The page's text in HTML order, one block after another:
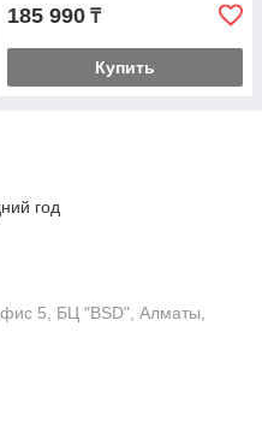
185 990 ₸
Купить
год
5, БЦ "BSD", Алматы,